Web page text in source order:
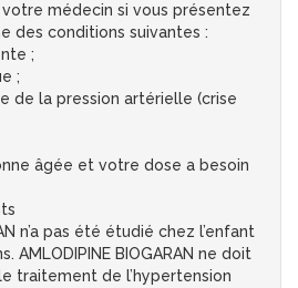
médecin si vous présentez
des conditions suivantes :
;
;
de la pression artérielle (crise
âgée et votre dose a besoin
n’a pas été étudié chez l’enfant
AMLODIPINE BIOGARAN ne doit
traitement de l’hypertension